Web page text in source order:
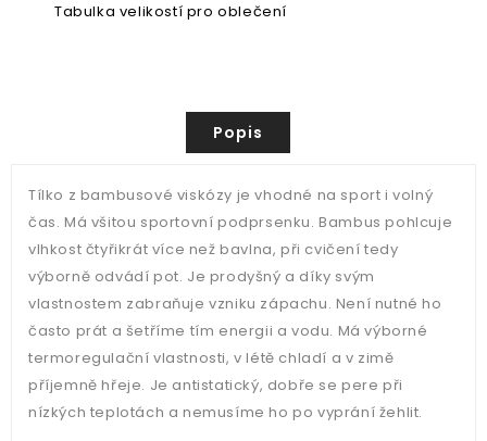
Tabulka velikostí pro oblečení
Popis
Tílko z bambusové viskózy je vhodné na sport i volný
čas. Má všitou sportovní podprsenku. Bambus pohlcuje
vlhkost čtyřikrát více než bavlna, při cvičení tedy
výborně odvádí pot. Je prodyšný a díky svým
vlastnostem zabraňuje vzniku zápachu. Není nutné ho
často prát a šetříme tím energii a vodu. Má výborné
termoregulační vlastnosti, v létě chladí a v zimě
příjemně hřeje. Je antistatický, dobře se pere při
nízkých teplotách a nemusíme ho po vyprání žehlit.